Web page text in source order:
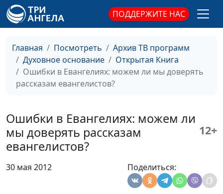
ПОДДЕРЖИТЕ НАС
Главная Посмотреть
Архив ТВ программ
Духовное основание
Открытая Книга
Ошибки в Евангелиях: можем ли мы доверять
рассказам евангелистов?
Ошибки в Евангелиях: можем ли
мы доверять рассказам
евангелистов?
12+
30 мая 2012 Поделиться:
Жертва Богу
Юлия Синицына,
Виталий Киссер
Жертва Христа
Юлия Синицына,
Виталий Киссер
Кровь Христа
Юлия Синицына,
Загадки воскресения
Христа: действительно ли
Он воскрес?
Александр Синицын,
священнослужитель
действительно ли Он умер
Александр Синицын,
священнослужитель